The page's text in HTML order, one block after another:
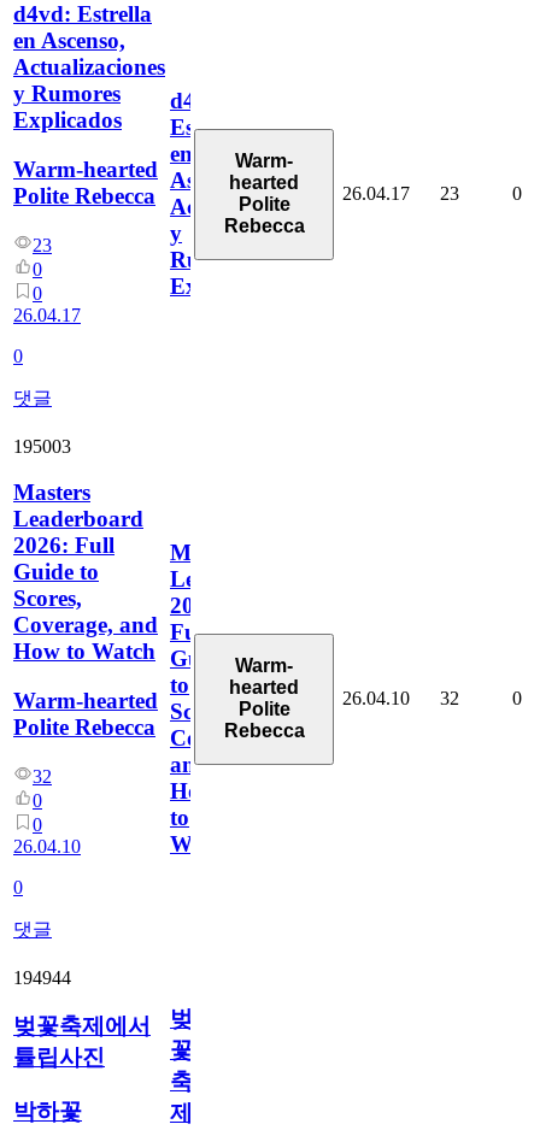
d4vd: Estrella
en Ascenso,
Actualizaciones
y Rumores
Explicados
Warm-hearted
Polite Rebecca
23
0
0
26.04.17
0
댓글
d4vd:
Estrella
en
Ascenso,
Actualizaciones
y
Rumores
Explicados
Warm-
hearted
Polite
Rebecca
26.04.17 23 0
195003
Masters
Leaderboard
2026: Full
Guide to
Scores,
Coverage, and
How to Watch
Warm-hearted
Polite Rebecca
32
0
0
26.04.10
0
댓글
Masters
Leaderboard
2026:
Full
Guide
to
Scores,
Coverage,
and
How
to
Watch
Warm-
hearted
Polite
Rebecca
26.04.10 32 0
194944
벚꽃축제에서
튤립사진
박하꽃
벚
꽃
축
제